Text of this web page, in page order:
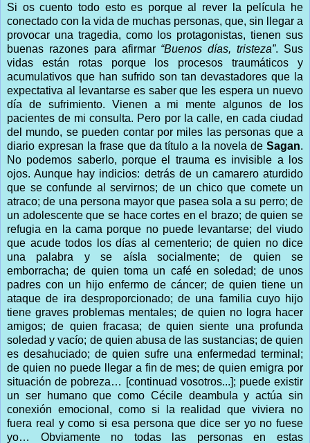
Si os cuento todo esto es porque al rever la película he
conectado con la vida de muchas personas, que, sin llegar a
provocar una tragedia, como los protagonistas, tienen sus
buenas razones para afirmar “Buenos días, tristeza”. Sus
vidas están rotas porque los procesos traumáticos y
acumulativos que han sufrido son tan devastadores que la
expectativa al levantarse es saber que les espera un nuevo
día de sufrimiento. Vienen a mi mente algunos de los
pacientes de mi consulta. Pero por la calle, en cada ciudad
del mundo, se pueden contar por miles las personas que a
diario expresan la frase que da título a la novela de Sagan.
No podemos saberlo, porque el trauma es invisible a los
ojos. Aunque hay indicios: detrás de un camarero aturdido
que se confunde al servirnos; de un chico que comete un
atraco; de una persona mayor que pasea sola a su perro; de
un adolescente que se hace cortes en el brazo; de quien se
refugia en la cama porque no puede levantarse; del viudo
que acude todos los días al cementerio; de quien no dice
una palabra y se aísla socialmente; de quien se
emborracha; de quien toma un café en soledad; de unos
padres con un hijo enfermo de cáncer; de quien tiene un
ataque de ira desproporcionado; de una familia cuyo hijo
tiene graves problemas mentales; de quien no logra hacer
amigos; de quien fracasa; de quien siente una profunda
soledad y vacío; de quien abusa de las sustancias; de quien
es desahuciado; de quien sufre una enfermedad terminal;
de quien no puede llegar a fin de mes; de quien emigra por
situación de pobreza… [continuad vosotros...]; puede existir
un ser humano que como Cécile deambula y actúa sin
conexión emocional, como si la realidad que viviera no
fuera real y como si esa persona que dice ser yo no fuese
yo… Obviamente no todas las personas en estas